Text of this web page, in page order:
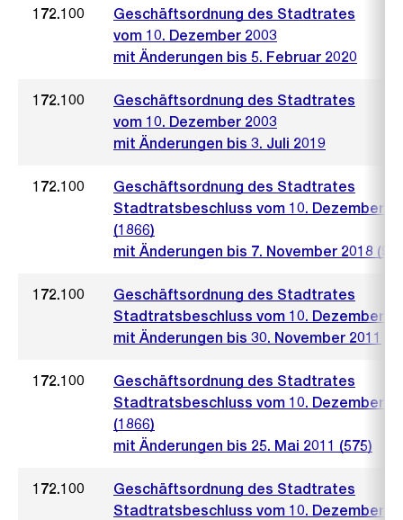
172.100
Geschäftsordnung des Stadtrates
vom 10. Dezember 2003
mit Änderungen bis 5. Februar 2020
172.100
Geschäftsordnung des Stadtrates
vom 10. Dezember 2003
mit Änderungen bis 3. Juli 2019
172.100
Geschäftsordnung des Stadtrates
Stadtratsbeschluss vom 10. Dezember
(1866)
mit Änderungen bis 7. November 2018
172.100
Geschäftsordnung des Stadtrates
Stadtratsbeschluss vom 10. Dezember
mit Änderungen bis 30. November 2011
172.100
Geschäftsordnung des Stadtrates
Stadtratsbeschluss vom 10. Dezember
(1866)
mit Änderungen bis 25. Mai 2011 (575)
172.100
Geschäftsordnung des Stadtrates
Stadtratsbeschluss vom 10. Dezember